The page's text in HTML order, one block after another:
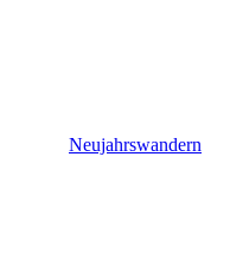
Neujahrswandern